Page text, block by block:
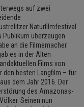
auf zwei
Naturfilmfestival
überzeugen.
an die Filmemacher
es in der Alten
Films von
den besten Langfilm – für
dem Jahr 2016. Der
des Amazonas-
Seinen nun